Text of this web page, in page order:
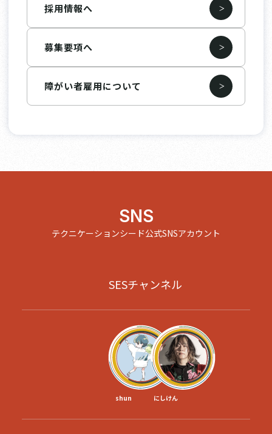
採用情報へ
募集要項へ
障がい者雇用について
SNS
テクニケーションシード公式SNSアカウント
SESチャンネル
shun にしけん